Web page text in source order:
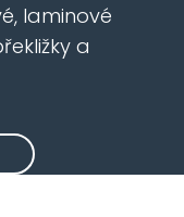
laminové
a